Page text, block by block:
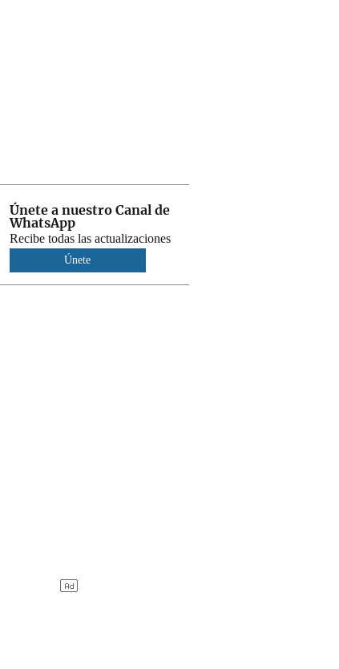
Únete a nuestro Canal de
WhatsApp
Recibe todas las actualizaciones
Únete